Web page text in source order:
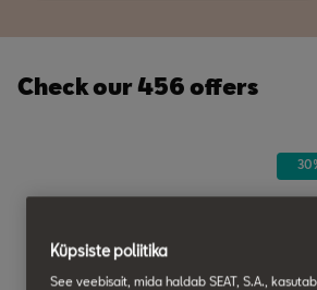
Check our 456 offers
Küpsiste poliitika
See veebisait, mida haldab SEAT, S.A.,